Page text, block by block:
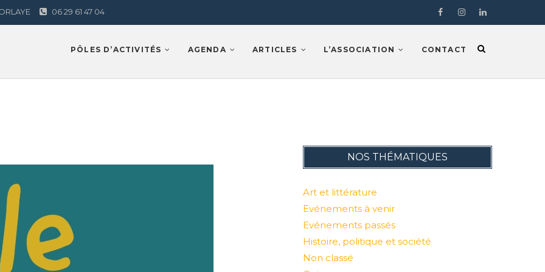
06 29 61 47 04 FacebookInstragramLinkedIn
PÔLES D’ACTIVITÉS AGENDA ARTICLES L’ASSOCIATION CONTACT
NOS THÉMATIQUES
Art et littérature
Evénements à venir
Evénements passés
Histoire, politique et société
Non classé